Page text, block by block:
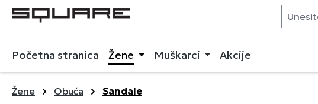
Preskoči na glavnu navigaciju
Početna stranica Žene Muškarci Akcije
Žene Obuća Sandale